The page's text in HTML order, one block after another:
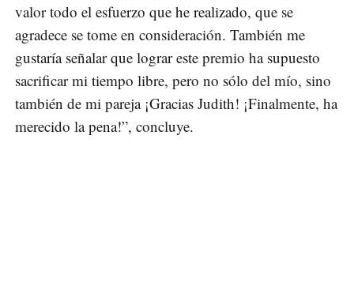
valor todo el esfuerzo que he realizado, que se
agradece se tome en consideración. También me
gustaría señalar que lograr este premio ha supuesto
sacrificar mi tiempo libre, pero no sólo del mío, sino
también de mi pareja ¡Gracias Judith! ¡Finalmente, ha
merecido la pena!”, concluye.